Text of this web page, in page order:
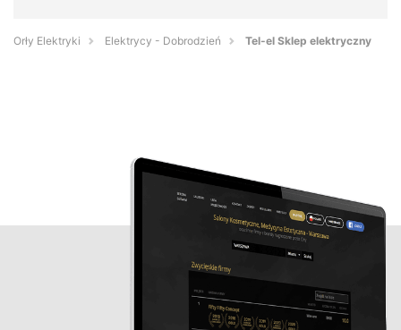
Orły Elektryki Elektrycy - Dobrodzień Tel-el Sklep elektryczny